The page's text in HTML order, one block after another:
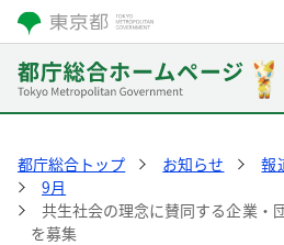
都庁総合トップ お知らせ 報
9月
共生社会の理念に賛同する企業・
を募集